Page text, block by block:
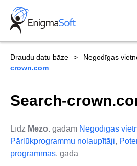
Skip
content
Draudu datu bāze Negodīgas
crown.com
Search-
Līdz Mezo. gadam Negodīgas
Pārlūkprogrammu nolaupītāji,
programmas. gadā